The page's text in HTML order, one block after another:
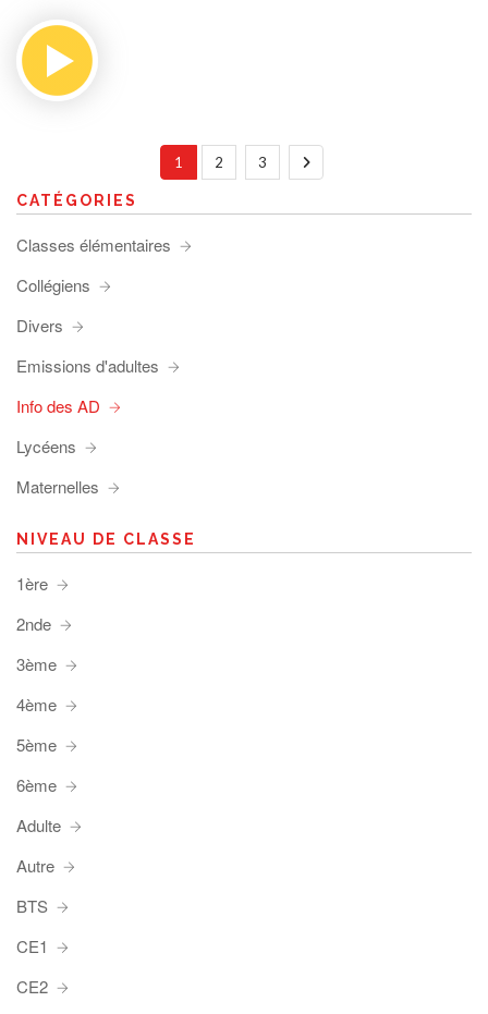
1 2 3
CATÉGORIES
Classes élémentaires
Collégiens
Divers
Emissions d'adultes
Info des AD
Lycéens
Maternelles
NIVEAU DE CLASSE
1ère
2nde
3ème
4ème
5ème
6ème
Adulte
Autre
BTS
CE1
CE2